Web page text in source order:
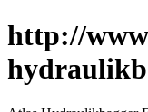
http://